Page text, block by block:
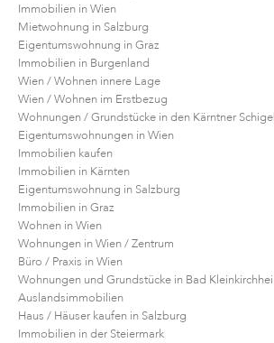
Immobilien in Wien
Mietwohnung in Salzburg
Eigentumswohnung in Graz
Immobilien in Burgenland
Wien / Wohnen innere Lage
Wien / Wohnen im Erstbezug
Wohnungen / Grundstücke in den Kärntner
Eigentumswohnungen in Wien
Immobilien kaufen
Immobilien in Kärnten
Eigentumswohnung in Salzburg
Immobilien in Graz
Wohnen in Wien
Wohnungen in Wien / Zentrum
Büro / Praxis in Wien
Wohnungen und Grundstücke in Bad
Auslandsimmobilien
Haus / Häuser kaufen in Salzburg
Immobilien in der Steiermark